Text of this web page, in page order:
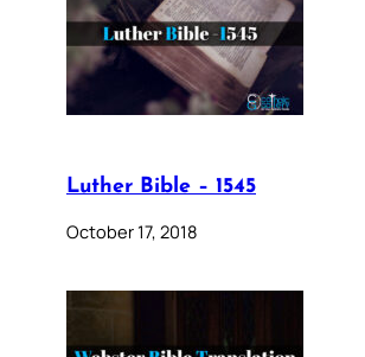
Luther Bible – 1545
October 17, 2018